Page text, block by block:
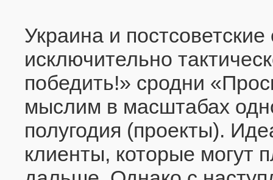
Украина и
исключительно
победить!» сродни
мыслим в масштабах
полугодия (проекты).
клиенты, которые могут